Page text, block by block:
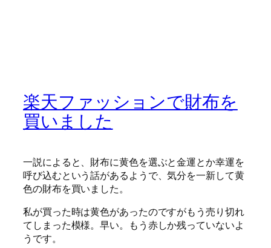
楽天ファッションで財布を
買いました
一説によると、財布に黄色を選ぶと金運とか幸運を
呼び込むという話があるようで、気分を一新して黄
色の財布を買いました。
私が買った時は黄色があったのですがもう売り切れ
てしまった模様。早い。もう赤しか残っていないよ
うです。